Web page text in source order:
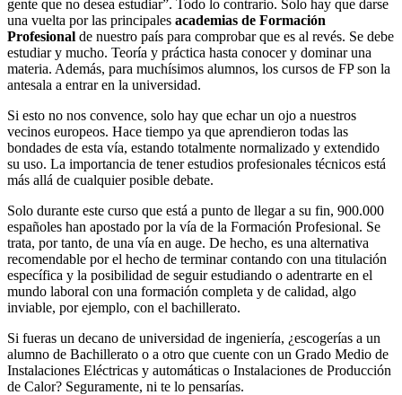
gente que no desea estudiar”. Todo lo contrario. Solo hay que darse
una vuelta por las principales academias de Formación
Profesional de nuestro país para comprobar que es al revés. Se debe
estudiar y mucho. Teoría y práctica hasta conocer y dominar una
materia. Además, para muchísimos alumnos, los cursos de FP son la
antesala a entrar en la universidad.
Si esto no nos convence, solo hay que echar un ojo a nuestros
vecinos europeos. Hace tiempo ya que aprendieron todas las
bondades de esta vía, estando totalmente normalizado y extendido
su uso. La importancia de tener estudios profesionales técnicos está
más allá de cualquier posible debate.
Solo durante este curso que está a punto de llegar a su fin, 900.000
españoles han apostado por la vía de la Formación Profesional. Se
trata, por tanto, de una vía en auge. De hecho, es una alternativa
recomendable por el hecho de terminar contando con una titulación
específica y la posibilidad de seguir estudiando o adentrarte en el
mundo laboral con una formación completa y de calidad, algo
inviable, por ejemplo, con el bachillerato.
Si fueras un decano de universidad de ingeniería, ¿escogerías a un
alumno de Bachillerato o a otro que cuente con un Grado Medio de
Instalaciones Eléctricas y automáticas o Instalaciones de Producción
de Calor? Seguramente, ni te lo pensarías.